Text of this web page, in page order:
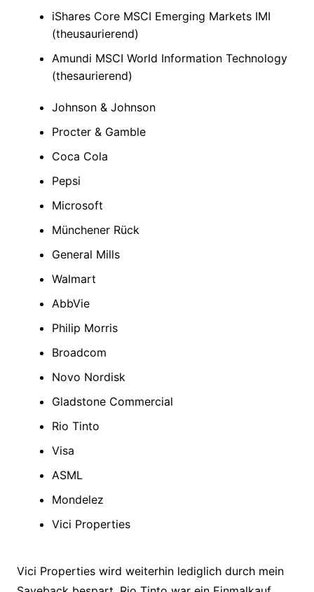
iShares Core MSCI Emerging Markets IMI
(theusaurierend)
Amundi MSCI World Information Technology
(thesaurierend)
Johnson & Johnson
Procter & Gamble
Coca Cola
Pepsi
Microsoft
Münchener Rück
General Mills
Walmart
AbbVie
Philip Morris
Broadcom
Novo Nordisk
Gladstone Commercial
Rio Tinto
Visa
ASML
Mondelez
Vici Properties
Vici Properties wird weiterhin lediglich durch mein